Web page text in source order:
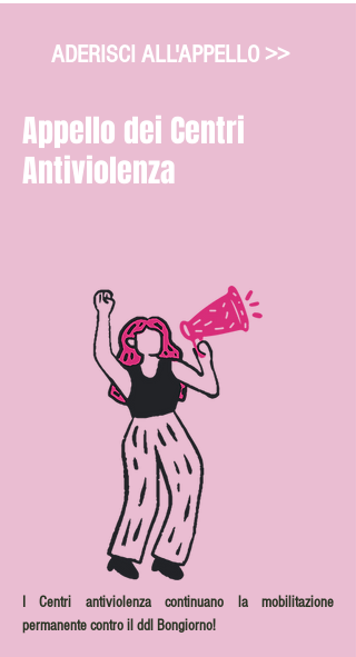
ADERISCI ALL'APPELLO >>
Appello dei Centri
Antiviolenza
I Centri antiviolenza continuano la mobilitazione
permanente contro il ddl Bongiorno!